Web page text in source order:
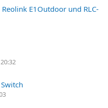
E1Outdoor und RLC-